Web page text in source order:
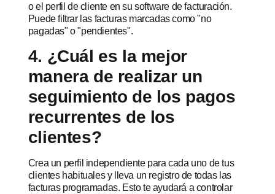
o el perfil de cliente en su software de facturación.
Puede filtrar las facturas marcadas como "no
pagadas" o "pendientes".
4. ¿Cuál es la mejor
manera de realizar un
seguimiento de los pagos
recurrentes de los
clientes?
Crea un perfil independiente para cada uno de tus
clientes habituales y lleva un registro de todas las
facturas programadas. Esto te ayudará a controlar